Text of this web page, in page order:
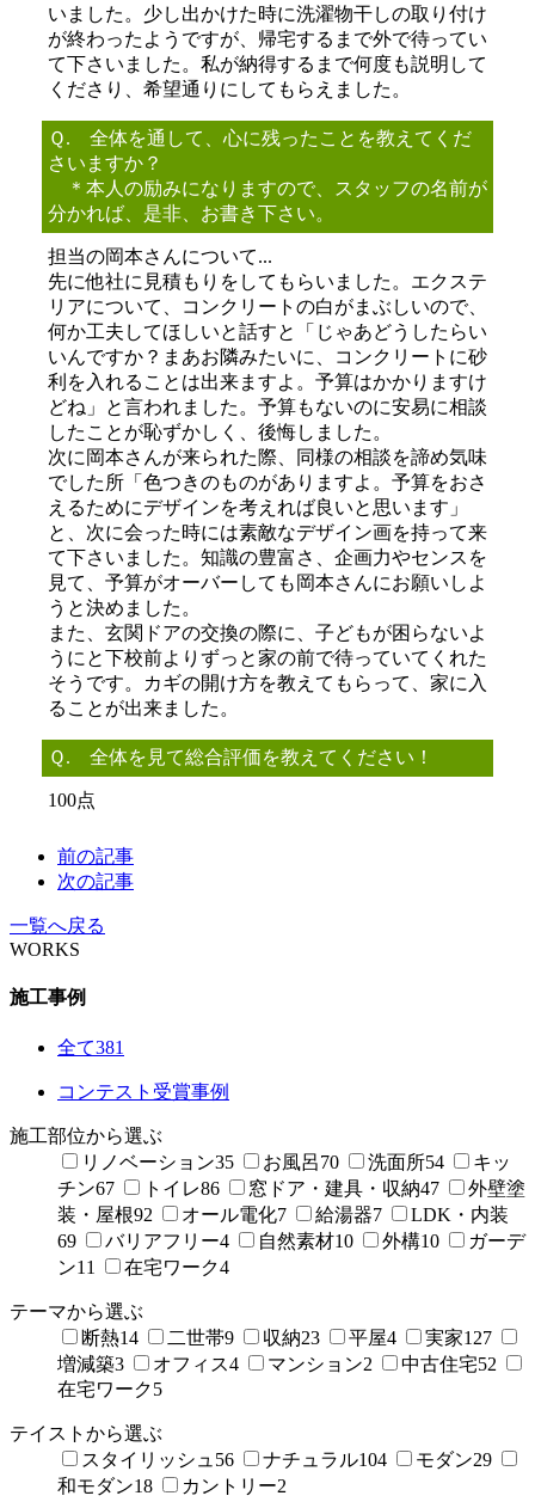
いました。少し出かけた時に洗濯物干しの取り付け
が終わったようですが、帰宅するまで外で待ってい
て下さいました。私が納得するまで何度も説明して
くださり、希望通りにしてもらえました。
Ｑ. 全体を通して、心に残ったことを教えてくだ
さいますか？
＊本人の励みになりますので、スタッフの名前が
分かれば、是非、お書き下さい。
担当の岡本さんについて...
先に他社に見積もりをしてもらいました。エクステ
リアについて、コンクリートの白がまぶしいので、
何か工夫してほしいと話すと「じゃあどうしたらい
いんですか？まあお隣みたいに、コンクリートに砂
利を入れることは出来ますよ。予算はかかりますけ
どね」と言われました。予算もないのに安易に相談
したことが恥ずかしく、後悔しました。
次に岡本さんが来られた際、同様の相談を諦め気味
でした所「色つきのものがありますよ。予算をおさ
えるためにデザインを考えれば良いと思います」
と、次に会った時には素敵なデザイン画を持って来
て下さいました。知識の豊富さ、企画力やセンスを
見て、予算がオーバーしても岡本さんにお願いしよ
うと決めました。
また、玄関ドアの交換の際に、子どもが困らないよ
うにと下校前よりずっと家の前で待っていてくれた
そうです。カギの開け方を教えてもらって、家に入
ることが出来ました。
Ｑ. 全体を見て総合評価を教えてください！
100点
前の記事
次の記事
一覧へ戻る
WORKS
施工事例
全て381
コンテスト受賞事例
施工部位から選ぶ
リノベーション35 お風呂70 洗面所54
キッ
チン67 トイレ86 窓ドア・建具・収納47
外壁塗
装・屋根92 オール電化7 給湯器7
LDK・内装
69
バリアフリー4 自然素材10 外構10
ガーデ
ン11 在宅ワーク4
テーマから選ぶ
断熱14 二世帯9 収納23 平屋4 実家127
増減築3 オフィス4 マンション2 中古住宅52
在宅ワーク5
テイストから選ぶ
スタイリッシュ 56 ナチュラル104 モダン29
和モダン18 カントリー2